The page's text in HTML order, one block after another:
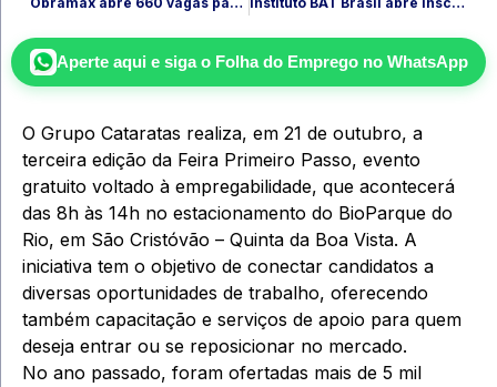
Aperte aqui e siga o Folha do Empregono WhatsApp
O Grupo Cataratas realiza, em 21 de outubro, a
terceira edição da Feira Primeiro Passo, evento
gratuito voltado à empregabilidade, que acontecerá
das 8h às 14h no estacionamento do BioParque do
Rio, em São Cristóvão – Quinta da Boa Vista. A
iniciativa tem o objetivo de conectar candidatos a
diversas oportunidades de trabalho, oferecendo
também capacitação e serviços de apoio para quem
deseja entrar ou se reposicionar no mercado.
No ano passado, foram ofertadas mais de 5 mil